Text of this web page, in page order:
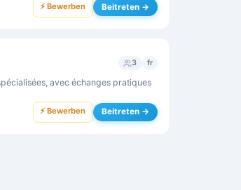
⚡ Bewerben Beitreten →
3 fr
avec échanges pratiques
⚡ Bewerben Beitreten →